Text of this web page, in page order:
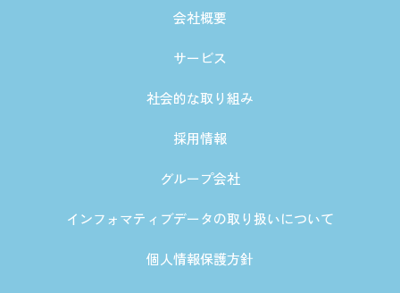
会社概要
サービス
社会的な取り組み
採用情報
グループ会社
インフォマティブデータの取り扱いについて
個人情報保護方針